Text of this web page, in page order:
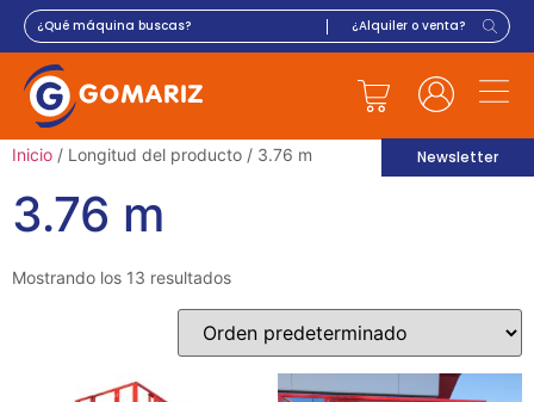
Newsletter
Inicio / Longitud del producto / 3.76 m
3.76 m
Mostrando los 13 resultados